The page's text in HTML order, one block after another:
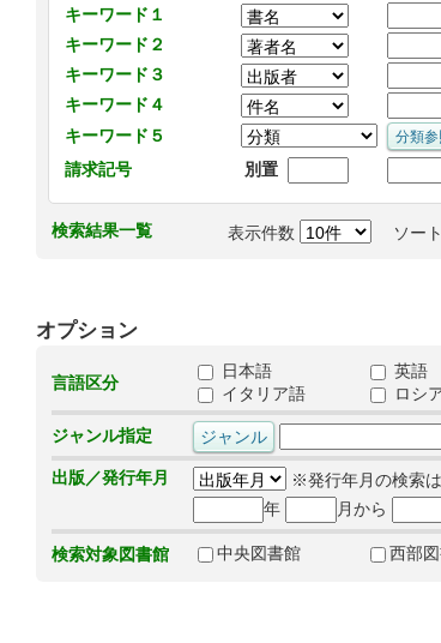
キーワード１
キーワード２
キーワード３
キーワード４
キーワード５
請求記号
別置
検索結果一覧 表示件数 ソー
オプション
言語区分
日本語 英語
イタリア語
ロシ
ジャンル指定
出版／発行年月
※発行年月の検索
年
月から
検索対象図書館 中央図書館 西部